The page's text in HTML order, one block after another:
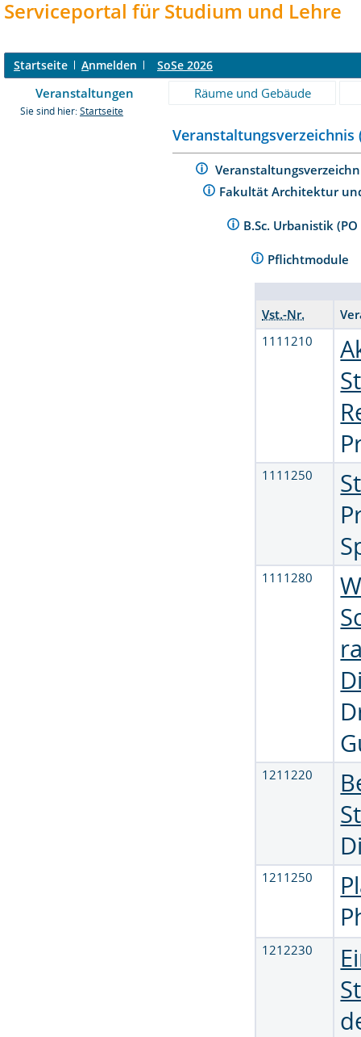
Serviceportal für Studium und Lehre
Startseite Anmelden SoSe 2026
Veranstaltungen Räume und Gebäude
Sie sind hier: Startseite
Veranstaltungsverzeichnis
Fakultät Architektur
B.Sc. Urbanistik
Pflichtmodule
Vst.-Nr.
1111210
1111250
1111280
1211220
1211250
1212230